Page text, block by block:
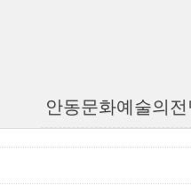
안동문화예술의